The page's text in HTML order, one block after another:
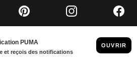
Pinterest Instagram
GMBH, 2026. TOUS DROITS RÉSERVÉS
MENTIONS ET DONNÉES LÉGALES